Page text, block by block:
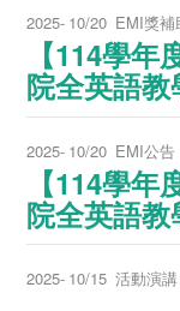
2025- 10/20 EMI獎補
【114學
院全英語
2025- 10/20 EMI公告
【114學
院全英語
2025- 10/15 活動演講